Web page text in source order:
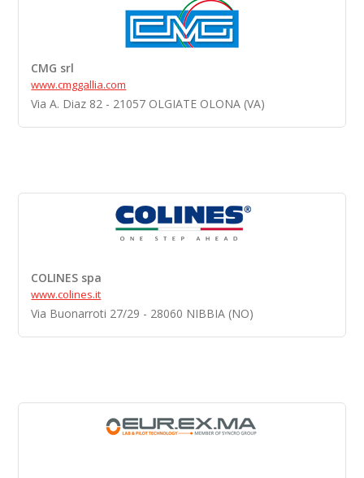
CMG srl
www.cmggallia.com
Via A. Diaz 82 - 21057 OLGIATE OLONA (VA)
COLINES spa
www.colines.it
Via Buonarroti 27/29 - 28060 NIBBIA (NO)